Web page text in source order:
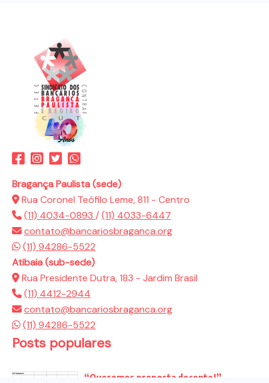
Bragança Paulista (sede)
Rua Coronel Teófilo Leme, 811 - Centro
(11) 4034-0893 /(11) 4033-6447
contato@bancariosbraganca.org
(11) 94286-5522
Atibaia (sub-sede)
Rua Presidente Dutra, 183 - Jardim Brasil
(11) 4412-2944
contato@bancariosbraganca.org
(11) 94286-5522
Posts populares
“Queremos proposta decente!”